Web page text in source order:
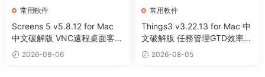
常用軟件
Screens 5 v5.8.12 for Mac
中文破解版 VNC遠程桌面客戶
端應用程序
2026-08-06
常用軟件
Things3 v3.22.13 for Mac 中
文破解版 任務管理GTD效率工
具 2026-08-05